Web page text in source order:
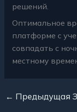
решений.
Оптимальное
платформе с
совпадать с
местному
← Предыдущая